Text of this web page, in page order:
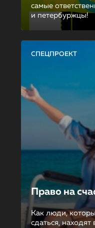
самые
и петербуржцы!
СПЕЦПРОЕКТ
Право на
Как люди,
сдаться,